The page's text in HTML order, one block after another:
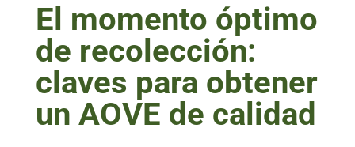
El momento óptimo
de recolección:
claves para obtener
un AOVE de calidad